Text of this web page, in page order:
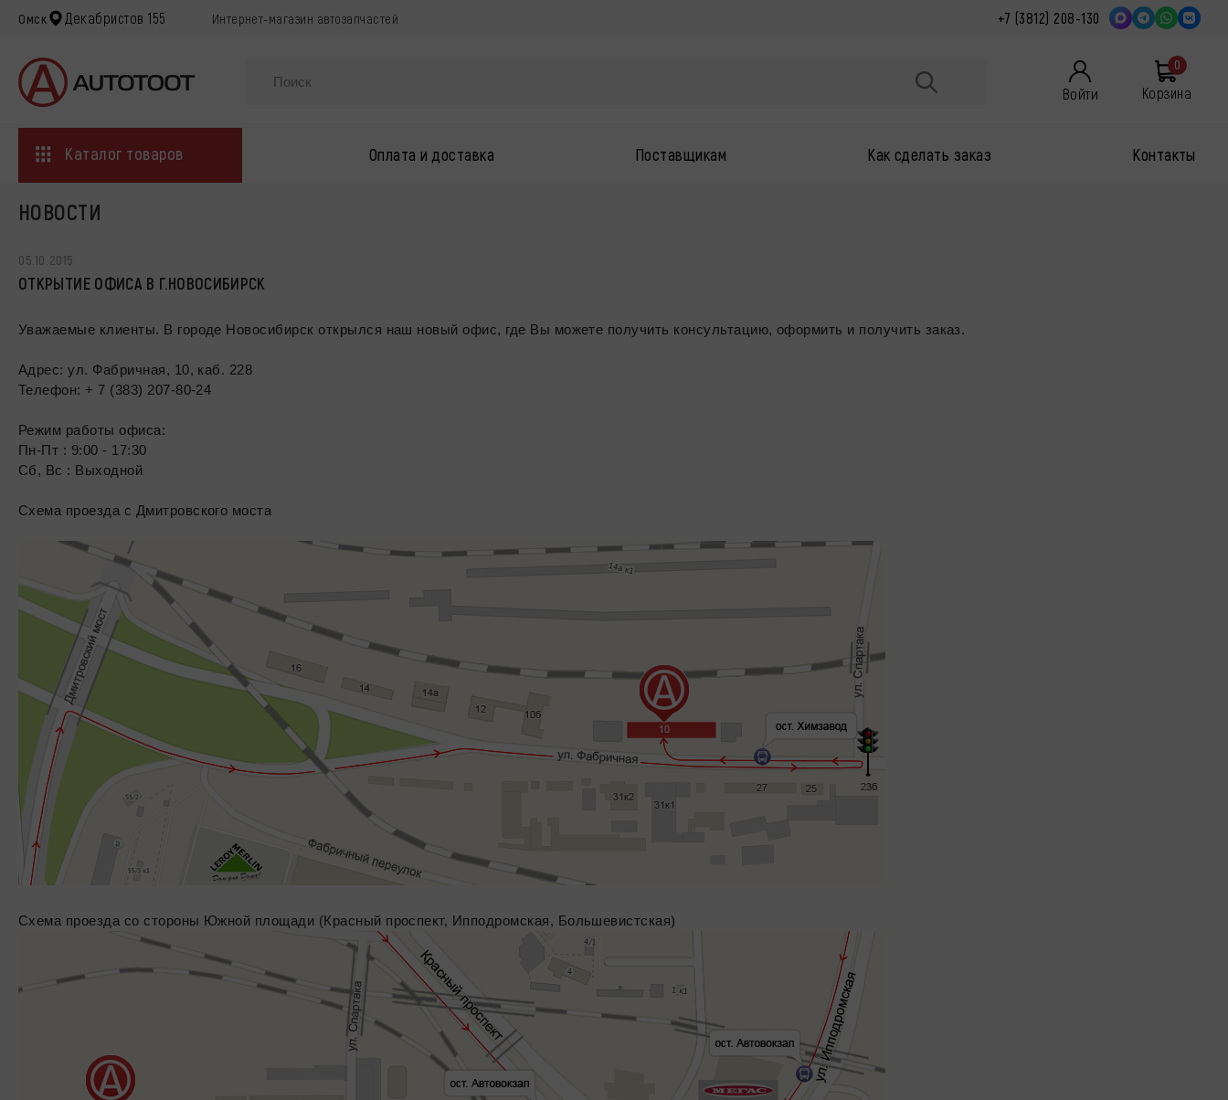
Омск Декабристов 155 Интернет-магазин автозапчастей +7 (3812) 208-130
Войти
0
Корзина
Каталог товаров Оплата и доставка Поставщикам Как сделать заказ Контакты
НОВОСТИ
05.10.2015
ОТКРЫТИЕ ОФИСА В Г.НОВОСИБИРСК
Уважаемые клиенты. В городе Новосибирск открылся наш новый офис, где Вы можете получить консультацию, оформить и получить заказ.
Адрес: ул. Фабричная, 10, каб. 228
Телефон: + 7 (383) 207-80-24
Режим работы офиса:
Пн-Пт : 9:00 - 17:30
Сб, Вс : Выходной
Схема проезда с Дмитровского моста
Схема проезда со стороны Южной площади (Красный проспект, Ипподромская, Большевистская)